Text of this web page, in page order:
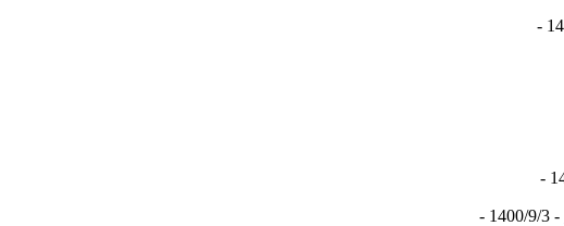
- 1400/9/3 -